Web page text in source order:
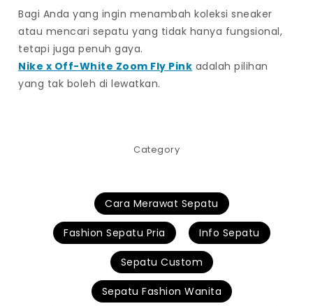
Bagi Anda yang ingin menambah koleksi sneaker
atau mencari sepatu yang tidak hanya fungsional,
tetapi juga penuh gaya.
Nike x Off-White Zoom Fly Pink adalah pilihan
yang tak boleh di lewatkan.
Category
Cara Merawat Sepatu
Fashion Sepatu Pria Info Sepatu
Sepatu Custom
Sepatu Fashion Wanita